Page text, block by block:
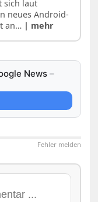
sich laut
neues Android-
an… | mehr
News –
Fehler melden